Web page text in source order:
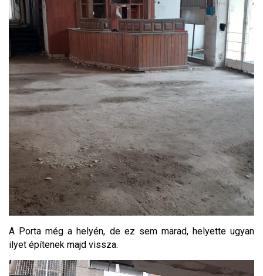
A Porta még a helyén, de ez sem marad, helyette ugyan
ilyet építenek majd vissza.